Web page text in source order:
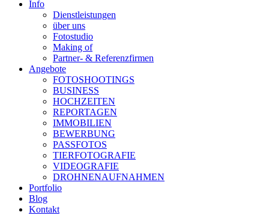
Info
Dienstleistungen
über uns
Fotostudio
Making of
Partner- & Referenzfirmen
Angebote
FOTOSHOOTINGS
BUSINESS
HOCHZEITEN
REPORTAGEN
IMMOBILIEN
BEWERBUNG
PASSFOTOS
TIERFOTOGRAFIE
VIDEOGRAFIE
DROHNENAUFNAHMEN
Portfolio
Blog
Kontakt